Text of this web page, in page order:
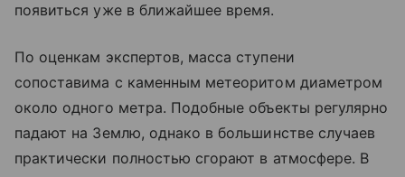
появиться уже в ближайшее время.
По оценкам экспертов, масса ступени
сопоставима с каменным метеоритом диаметром
около одного метра. Подобные объекты регулярно
падают на Землю, однако в большинстве случаев
практически полностью сгорают в атмосфере. В